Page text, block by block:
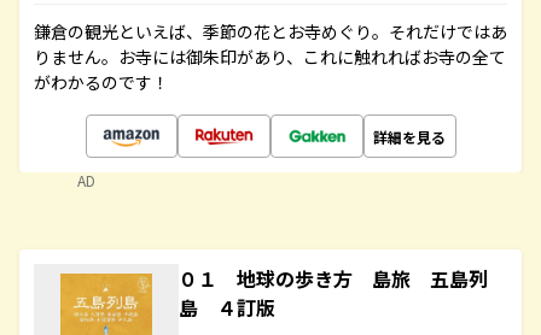
鎌倉の観光といえば、季節の花とお寺めぐり。それだけではあ
りません。お寺には御朱印があり、これに触れればお寺の全て
がわかるのです！
詳細を見る
AD
０１ 地球の歩き方 島旅 五島列
島 ４訂版